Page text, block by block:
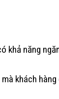
khả năng
khách